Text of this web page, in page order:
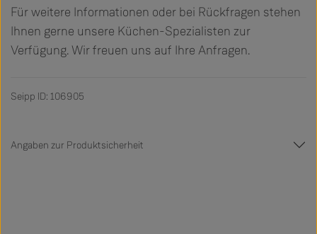
Für weitere Informationen oder bei Rückfragen stehen
Ihnen gerne unsere Küchen-Spezialisten zur
Verfügung. Wir freuen uns auf Ihre Anfragen.
Seipp ID: 106905
Angaben zur Produktsicherheit